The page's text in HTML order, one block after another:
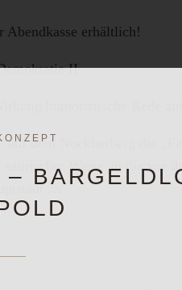
Abendkasse erhältlich!
II
dem Nockherberg die
Weise an die vor
…